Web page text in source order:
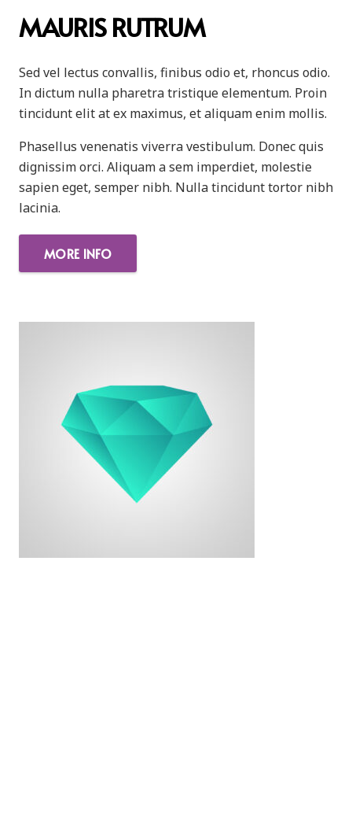
MAURIS RUTRUM
Sed vel lectus convallis, finibus odio et, rhoncus odio.
In dictum nulla pharetra tristique elementum. Proin
tincidunt elit at ex maximus, et aliquam enim mollis.
Phasellus venenatis viverra vestibulum. Donec quis
dignissim orci. Aliquam a sem imperdiet, molestie
sapien eget, semper nibh. Nulla tincidunt tortor nibh
lacinia.
MORE INFO